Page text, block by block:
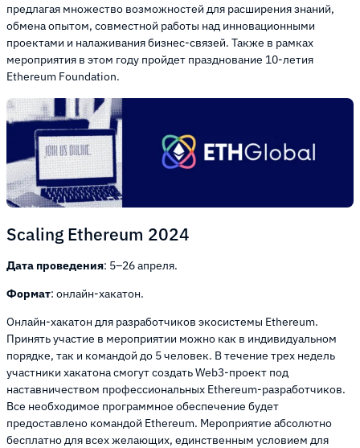
предлагая множество возможностей для расширения знаний,
обмена опытом, совместной работы над инновационными
проектами и налаживания бизнес-связей. Также в рамках
мероприятия в этом году пройдет празднование 10-летия
Ethereum Foundation.
Scaling Ethereum 2024
Дата проведения: 5–26 апреля.
Формат: онлайн-хакатон.
Онлайн-хакатон для разработчиков экосистемы Ethereum.
Принять участие в мероприятии можно как в индивидуальном
порядке, так и командой до 5 человек. В течение трех недель
участники хакатона смогут создать Web3-проект под
наставничеством профессиональных Ethereum-разработчиков.
Все необходимое программное обеспечение будет
предоставлено командой Ethereum. Мероприятие абсолютно
бесплатно для всех желающих, единственным условием для